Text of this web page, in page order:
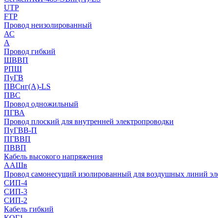
UTP
FTP
Провод неизолированный
АС
А
Провод гибкий
ШВВП
РПШ
ПуГВ
ПВСнг(А)-LS
ПВС
Провод одножильный
ПГВА
Провод плоский для внутренней электропроводки
ПуГВВ-П
ПГВВП
ПВВП
Кабель высокого напряжения
ААШв
Провод самонесущий изолированный для воздушных линий
СИП-4
СИП-3
СИП-2
Кабель гибкий